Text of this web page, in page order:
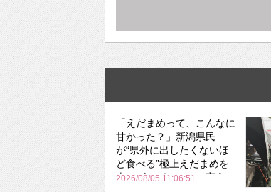
「えだまめって、こんなに
甘かった？」新潟県民
が“県外に出したくないほ
ど食べる”極上えだまめを
森のビアガーデンで実食
2026/08/05 11:06:51